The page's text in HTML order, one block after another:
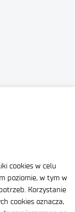
cookies w celu
poziomie, w tym w
Korzystanie
cookies oznacza,